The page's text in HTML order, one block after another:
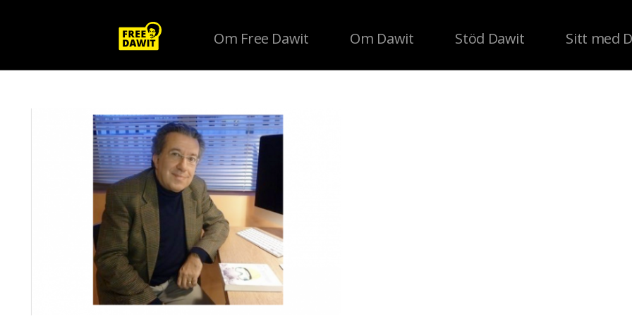
Om Free Dawit Om Dawit Stöd Dawit Sitt med